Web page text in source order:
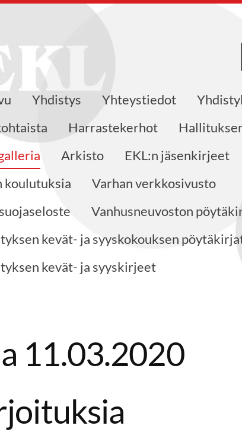
Yhdistys Yhteystiedot
Harrastekerhot
Arkisto
EKL:n jäsenkirjeet
koulutuksia
Varhan verkkosivusto
Vanhusneuvoston
kevät- ja syyskokouksen
kevät- ja syyskirjeet
11.03.2020